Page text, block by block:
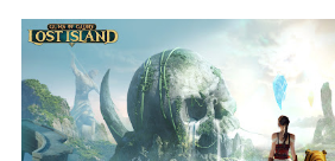
account sullo stesso dispositivo.
importante, il nostro esclusivo
emulazione può liberare tutto il
PC, rendendo tutto fluido.